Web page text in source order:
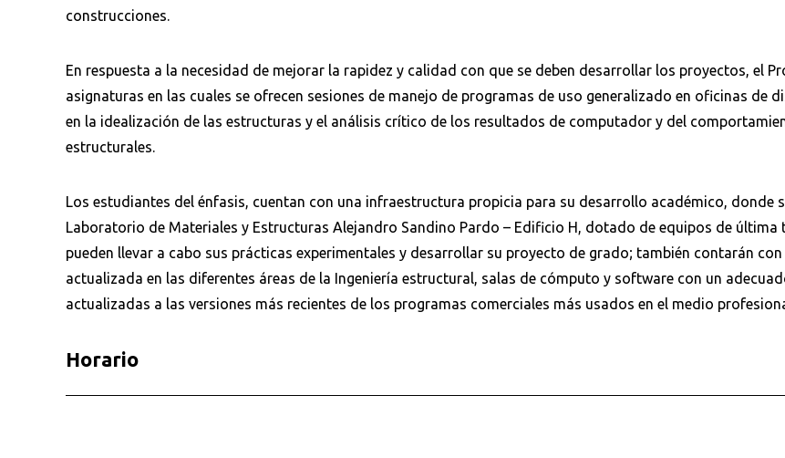
construcciones.
En respuesta a la necesidad de mejorar la rapidez y calidad con que se deben desarrollar los proyectos, el
asignaturas en las cuales se ofrecen sesiones de manejo de programas de uso generalizado en oficinas de
en la idealización de las estructuras y el análisis crítico de los resultados de computador y del
estructurales.
Los estudiantes del énfasis, cuentan con una infraestructura propicia para su desarrollo académico, donde
Laboratorio de Materiales y Estructuras Alejandro Sandino Pardo – Edificio H, dotado de equipos de última
pueden llevar a cabo sus prácticas experimentales y desarrollar su proyecto de grado; también contarán
actualizada en las diferentes áreas de la Ingeniería estructural, salas de cómputo y software con un
actualizadas a las versiones más recientes de los programas comerciales más usados en el medio
Horario